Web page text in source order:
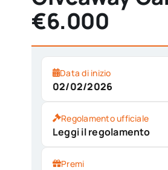
€6.000
Data di inizio
02/02/2026
Regolamento ufficiale
Leggi il regolamento
Premi